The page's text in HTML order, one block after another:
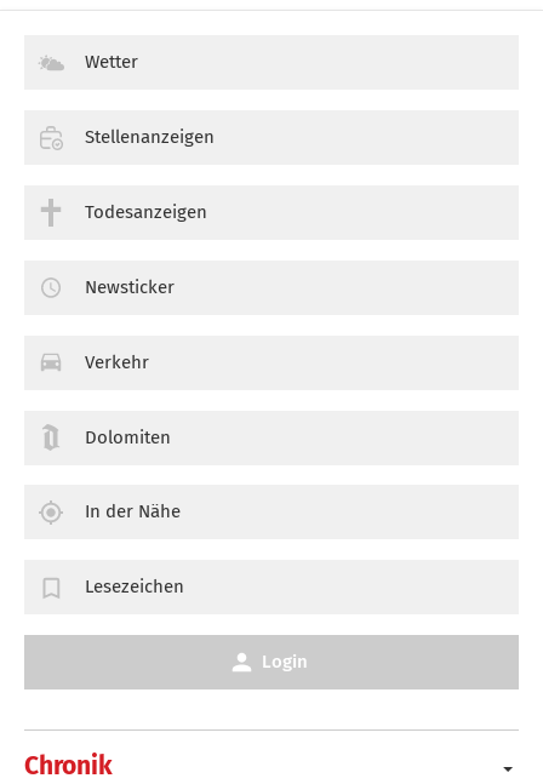
Chronik
Wetter
Stellenanzeigen
Todesanzeigen
Newsticker
Verkehr
Dolomiten
In der Nähe
Lesezeichen
Login